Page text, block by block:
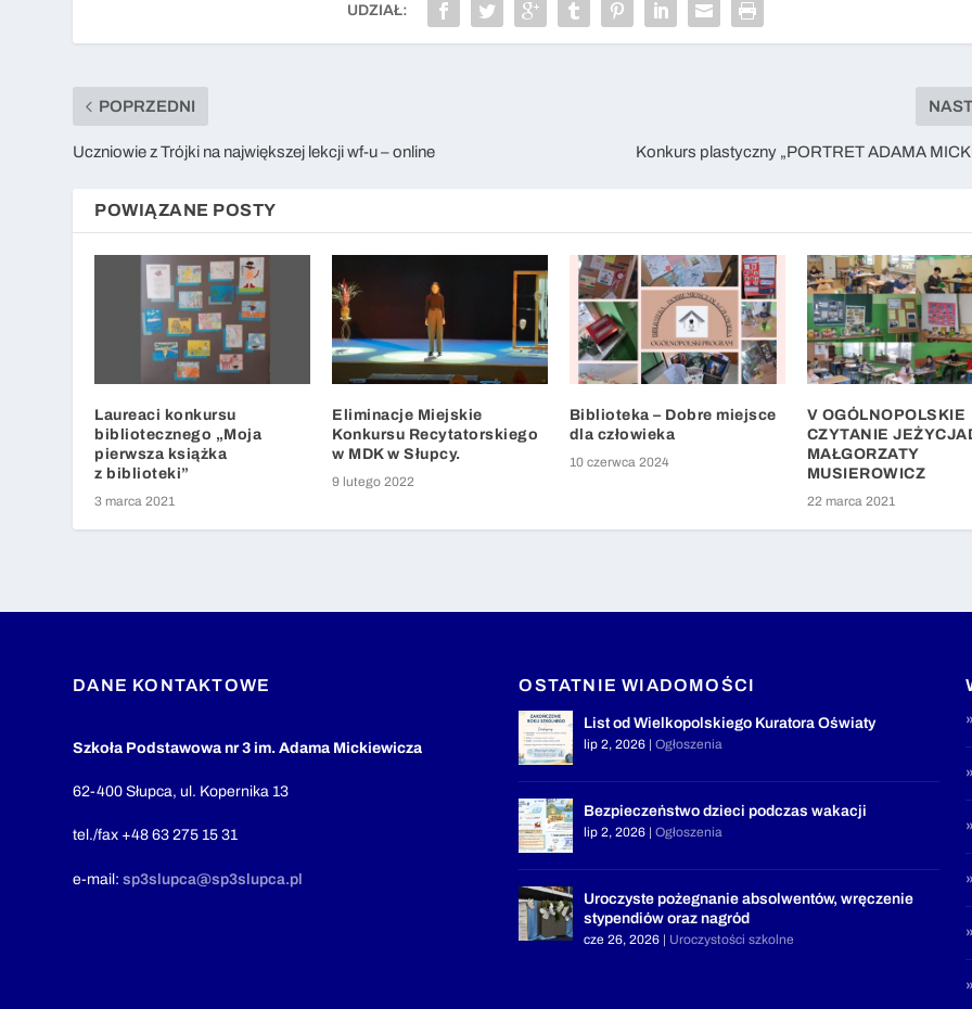
UDZIAŁ:
POPRZEDNI
Uczniowie z Trójki na największej lekcji wf-u – online Konkurs plastyczny „PORTRET ADAMA
POWIĄZANE POSTY
Laureaci konkursu
bibliotecznego „Moja
pierwsza książka
z biblioteki”
3 marca 2021
Eliminacje Miejskie
Konkursu Recytatorskiego
w MDK w Słupcy.
9 lutego 2022
Biblioteka – Dobre miejsce
dla człowieka
10 czerwca 2024
V OGÓLNOPOLSKIE
CZYTANIE
MAŁGORZATY
MUSIEROWICZ
22 marca 2021
DANE KONTAKTOWE
Szkoła Podstawowa nr 3 im. Adama Mickiewicza
62-400 Słupca, ul. Kopernika 13
tel./fax +48 63 275 15 31
e-mail:sp3slupca@sp3slupca.pl
OSTATNIE WIADOMOŚCI
List od Wielkopolskiego Kuratora Oświaty
lip 2, 2026 |Ogłoszenia
Bezpieczeństwo dzieci podczas wakacji
lip 2, 2026 |Ogłoszenia
Uroczyste pożegnanie absolwentów, wręczenie
stypendiów oraz nagród
cze 26, 2026 | Uroczystości szkolne